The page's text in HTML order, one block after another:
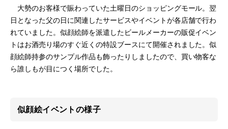
大勢のお客様で賑わっていた土曜日のショッピングモール。翌
日となった父の日に関連したサービスやイベントが各店舗で行わ
れていました。似顔絵師を派遣したビールメーカーの販促イベン
トはお酒売り場のすぐ近くの特設ブースにて開催されました。似
顔絵師持参のサンプル作品も飾ったりしましたので、買い物客な
ら誰しもが目につく場所でした。
似顔絵イベントの様子